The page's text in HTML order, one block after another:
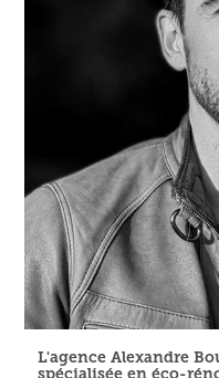
L'agence Alexandre
spécialisée en éco-